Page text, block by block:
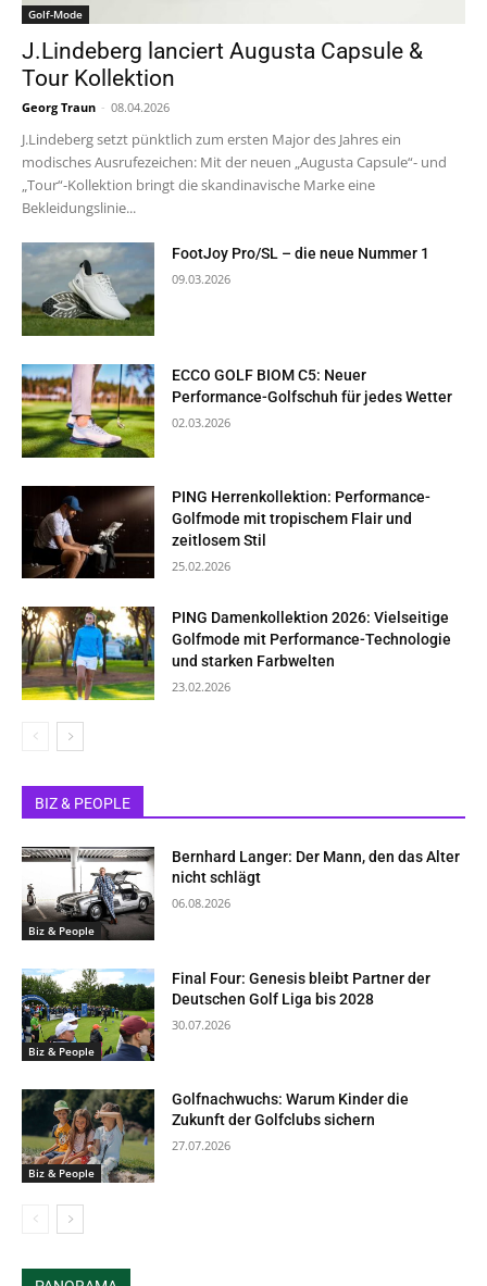
Golf-Mode
J.Lindeberg lanciert Augusta Capsule &
Tour Kollektion
Georg Traun - 08.04.2026
J.Lindeberg setzt pünktlich zum ersten Major des Jahres ein
modisches Ausrufezeichen: Mit der neuen „Augusta Capsule“- und
„Tour“-Kollektion bringt die skandinavische Marke eine
Bekleidungslinie...
FootJoy Pro/SL – die neue Nummer 1
09.03.2026
ECCO GOLF BIOM C5: Neuer
Performance-Golfschuh für jedes Wetter
02.03.2026
PING Herrenkollektion: Performance-
Golfmode mit tropischem Flair und
zeitlosem Stil
25.02.2026
PING Damenkollektion 2026: Vielseitige
Golfmode mit Performance-Technologie
und starken Farbwelten
23.02.2026
BIZ & PEOPLE
Biz & People
Bernhard Langer: Der Mann, den das Alter
nicht schlägt
06.08.2026
Biz & People
Final Four: Genesis bleibt Partner der
Deutschen Golf Liga bis 2028
30.07.2026
Biz & People
Golfnachwuchs: Warum Kinder die
Zukunft der Golfclubs sichern
27.07.2026